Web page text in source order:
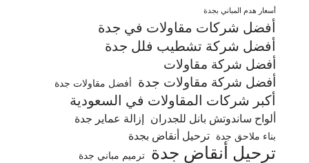
أسعار هدم المباني بجدة
أفضل شركات مقاولات في جدة
أفضل شركة تشطيب فلل جدة
أفضل شركة مقاولات
أفضل شركة مقاولات جدة
أفضل مقاولات جدة
أكبر شركات المقاولات في السعودية
ألواح ساندوتش بانل للجدران إزالة عماير جدة
بناء ملاحق جدة ترحيل أنقاض بجدة
ترحيل أنقاض جدة
ترميم مباني جدة